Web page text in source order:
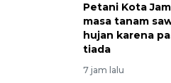
Petani Kota
masa tanam
hujan karena
tiada
7 jam lalu